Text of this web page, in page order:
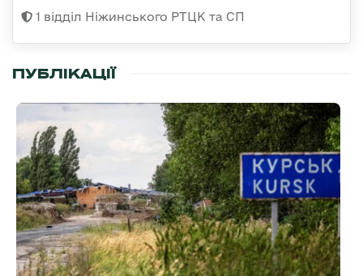
1 відділ Ніжинського РТЦК та СП
ПУБЛІКАЦІЇ